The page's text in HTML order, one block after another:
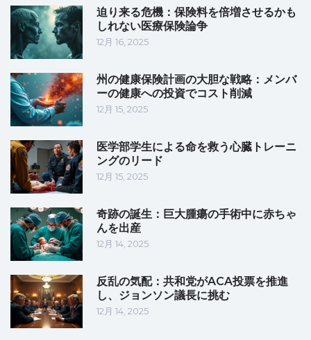
迫り来る危機：保険料を倍増させるかも
しれない医療保険論争
12月 16, 2025
州の健康保険計画の大胆な戦略：メンバ
ーの健康への投資でコスト削減
12月 15, 2025
医学部学生による命を救う心臓トレーニ
ングのリード
12月 15, 2025
奇跡の誕生：巨大腫瘍の手術中に赤ちゃ
んを出産
12月 14, 2025
反乱の気配：共和党がACA投票を推進
し、ジョンソン議長に挑む
12月 14, 2025